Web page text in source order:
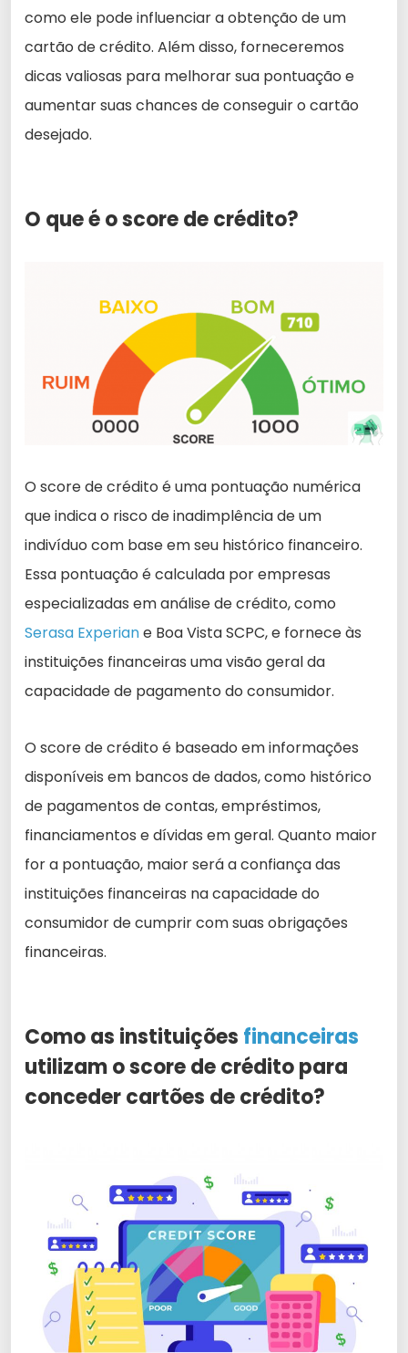
como ele pode influenciar a obtenção de um
cartão de crédito. Além disso, forneceremos
dicas valiosas para melhorar sua pontuação e
aumentar suas chances de conseguir o cartão
desejado.
O que é o score de crédito?
O score de crédito é uma pontuação numérica
que indica o risco de inadimplência de um
indivíduo com base em seu histórico financeiro.
Essa pontuação é calculada por empresas
especializadas em análise de crédito, como
Serasa Experiane Boa Vista SCPC, e fornece às
instituições financeiras uma visão geral da
capacidade de pagamento do consumidor.
O score de crédito é baseado em informações
disponíveis em bancos de dados, como histórico
de pagamentos de contas, empréstimos,
financiamentos e dívidas em geral. Quanto maior
for a pontuação, maior será a confiança das
instituições financeiras na capacidade do
consumidor de cumprir com suas obrigações
financeiras.
Como as instituições financeiras
utilizam o score de crédito para
conceder cartões de crédito?